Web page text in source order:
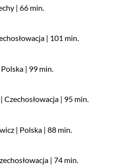
| 66 min.
| 101 min.
| 99 min.
Czechosłowacja | 95 min.
| Polska | 88 min.
| 74 min.